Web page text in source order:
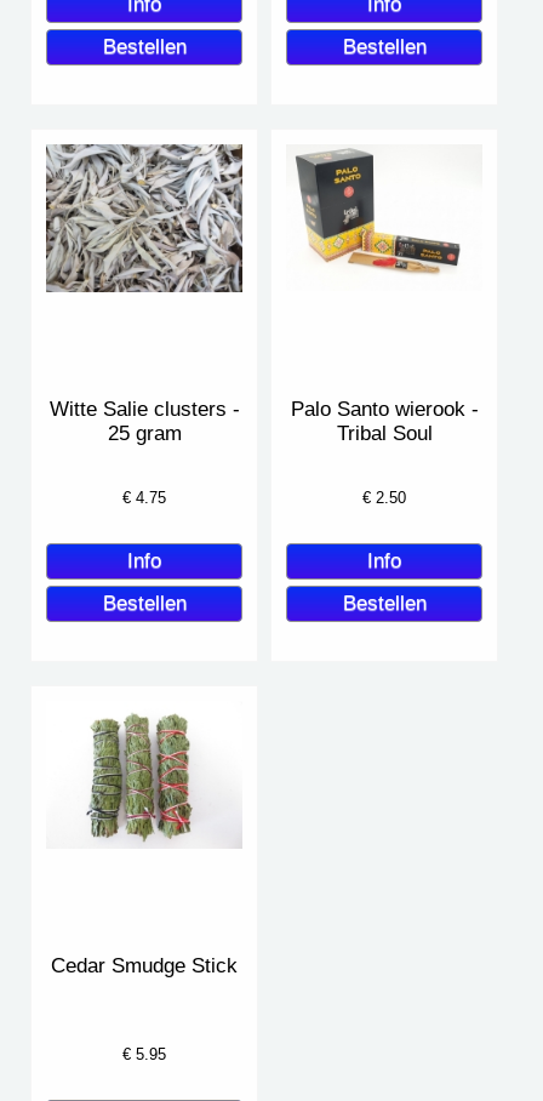
Witte Salie clusters -
25 gram
€4.75
Palo Santo wierook -
Tribal Soul
€2.50
Cedar Smudge Stick
€5.95